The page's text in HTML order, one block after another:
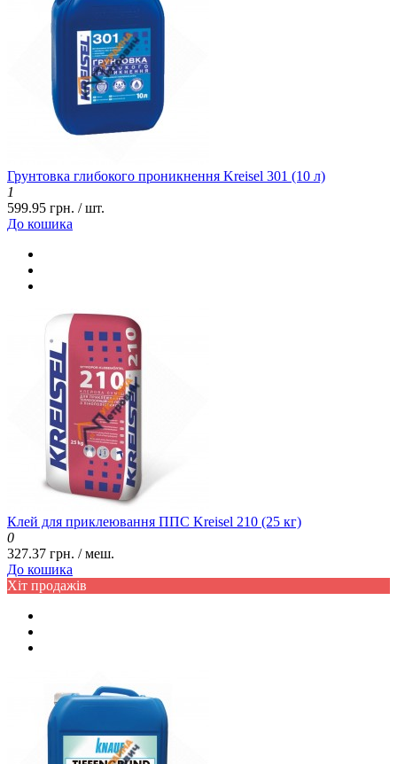
Грунтовка глибокого проникнення Kreisel 301 (10 л)
1
599.95 грн. / шт.
До кошика
Клей для приклеювання ППС Kreisel 210 (25 кг)
0
327.37 грн. / меш.
До кошика
Хіт продажів